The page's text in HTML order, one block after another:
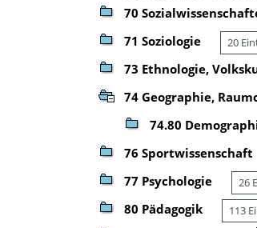
70
71 Soziologie 20
73 Ethnologie,
74 Geographie,
74.80
76 Sportwissenschaft
77 Psychologie 26
80 Pädagogik 113